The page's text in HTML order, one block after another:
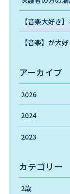
【音楽大好き
【音楽】が大
アーカイブ
2026
2024
2023
カテゴリー
2歳